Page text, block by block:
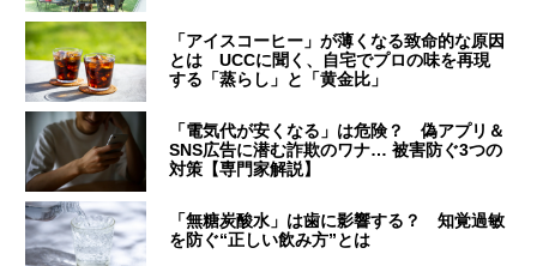
「アイスコーヒー」が薄くなる致命的な原因
とは UCCに聞く、自宅でプロの味を再現
する「蒸らし」と「黄金比」
「電気代が安くなる」は危険？ 偽アプリ＆
SNS広告に潜む詐欺のワナ… 被害防ぐ3つの
対策【専門家解説】
「無糖炭酸水」は歯に影響する？ 知覚過敏
を防ぐ“正しい飲み方”とは